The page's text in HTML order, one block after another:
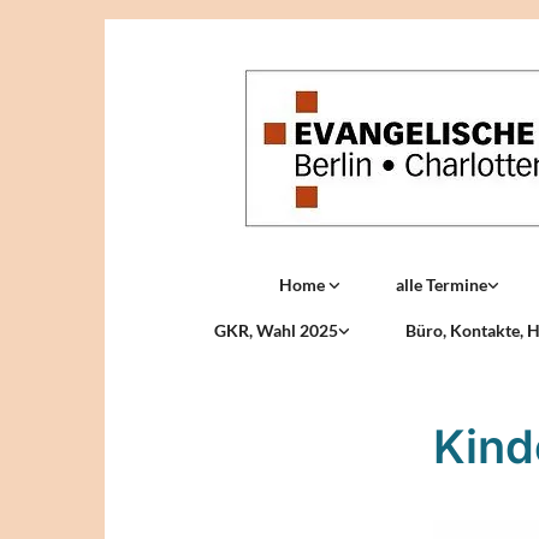
Home alle Termine
GKR, Wahl 2025 Büro, Kontakte,